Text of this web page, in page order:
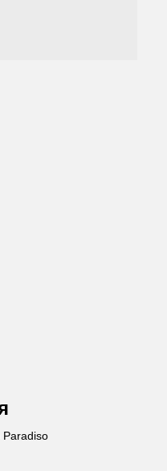
Paradiso